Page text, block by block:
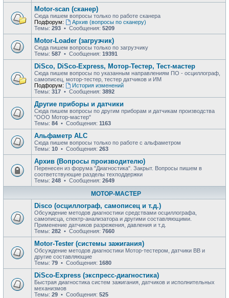
Motor-scan (сканер)
Сюда пишем вопросы только по работе сканера
Подфорум:
Архив (вопросы по сканеру)
Темы: 293 • Сообщения: 5209
Motor-Loader (загрузчик)
Сюда пишем вопросы только по загрузчику
Темы: 587 • Сообщения: 19391
DiSco, DiSco-Express, Мотор-Тестер, Тест-мастер
Сюда пишем вопросы по указанным направлениям ПО - осциллограф,
самописец, мотор-тестер, тестер датчиков и ИМ
Подфорум:
История изменений
Темы: 317 • Сообщения: 3892
Другие приборы и датчики
Сюда пишем вопросы по другим приборам и датчикам производства
"ООО Мотор-мастер"
Темы: 84 • Сообщения: 1163
Альфаметр ALC
Сюда пишем вопросы только по работе с альфаметром
Темы: 10 • Сообщения: 263
Архив (Вопросы производителю)
Перенесен из форума "Диагностика". Закрыт. Вопросы пишем в
соответствующие разделы техподдержки
Темы: 248 • Сообщения: 2649
МОТОР-МАСТЕР
Disco (осциллограф, самописец и т.д.)
Обсуждение методов диагностики средствами осциллографа,
самописца, спектр-анализатора и другими составляющими.
Применение датчиков разрежения, давления и т.д.
Темы: 282 • Сообщения: 7660
Motor-Tester (системы зажигания)
Обсуждение методов диагностики Мотор-тестером, датчики ВВ и
другие составляющие
Темы: 79 • Сообщения: 1680
DiSco-Express (экспресс-диагностика)
Быстрая диагностика систем зажигания, датчиков и исполнительных
механизмов
Темы: 29 • Сообщения: 525